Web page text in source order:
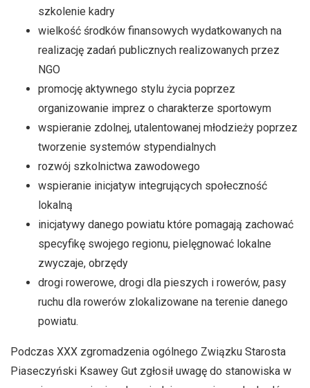
szkolenie kadry
wielkość środków finansowych wydatkowanych na
realizację zadań publicznych realizowanych przez
NGO
promocję aktywnego stylu życia poprzez
organizowanie imprez o charakterze sportowym
wspieranie zdolnej, utalentowanej młodzieży poprzez
tworzenie systemów stypendialnych
rozwój szkolnictwa zawodowego
wspieranie inicjatyw integrujących społeczność
lokalną
inicjatywy danego powiatu które pomagają zachować
specyfikę swojego regionu, pielęgnować lokalne
zwyczaje, obrzędy
drogi rowerowe, drogi dla pieszych i rowerów, pasy
ruchu dla rowerów zlokalizowane na terenie danego
powiatu.
Podczas XXX zgromadzenia ogólnego Związku Starosta
Piaseczyński Ksawey Gut zgłosił uwagę do stanowiska w